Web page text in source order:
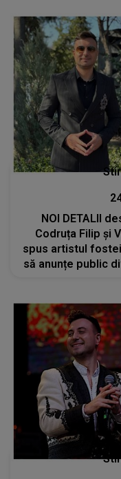
NOI DETALII
Codruța Filip și
spus artistul
să anunțe public